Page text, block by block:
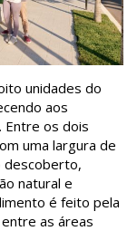
unidades do
aos
Entre os dois
uma largura de
descoberto,
natural e
é feito pela
as áreas